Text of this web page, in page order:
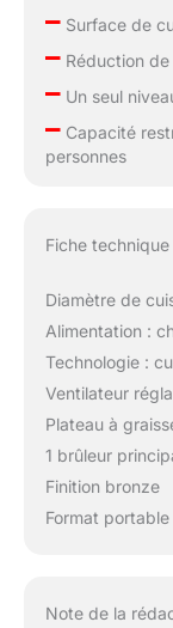
–Surface de
–Réduction de
–Un seul
–Capacité
personnes
Fiche technique
Diamètre de
Alimentation :
Technologie :
Ventilateur
Plateau à
1 brûleur
Finition bronze
Format portable
Note de la